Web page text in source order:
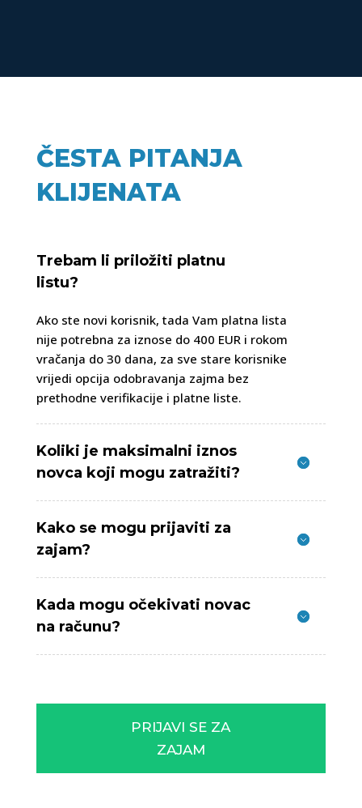
ČESTA PITANJA
KLIJENATA
Trebam li priložiti platnu
listu?
Ako ste novi korisnik, tada Vam platna lista
nije potrebna za iznose do 400 EUR i rokom
vračanja do 30 dana, za sve stare korisnike
vrijedi opcija odobravanja zajma bez
prethodne verifikacije i platne liste.
Koliki je maksimalni iznos
novca koji mogu zatražiti?
Kako se mogu prijaviti za
zajam?
Kada mogu očekivati novac
na računu?
PRIJAVI SE ZA
ZAJAM